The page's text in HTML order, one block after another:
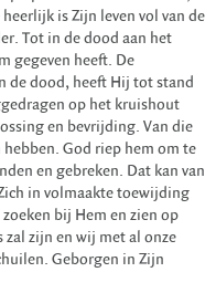
is Zijn leven vol van de
Tot in de dood aan het
gegeven heeft. De
de dood, heeft Hij tot stand
op het kruishout
en bevrijding. Van die
God riep hem om te
en gebreken. Dat kan van
in volmaakte toewijding
bij Hem en zien op
zijn en wij met al onze
Geborgen in Zijn